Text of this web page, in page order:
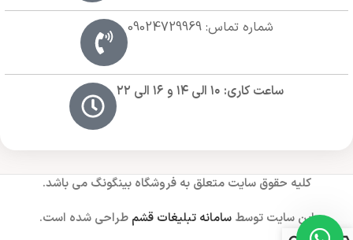
شماره تماس: 09024729969
ساعت کاری: ۱۰ الی ۱۴ و ۱۶ الی ۲۲
کلیه حقوق سایت متعلق به فروشگاه بینگونگ می باشد.
این سایت توسطسامانه تبلیغات قشم طراحی شده است.
0